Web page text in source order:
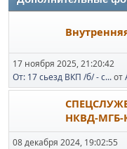
17 ноября 2025, 21:20:42
От: 17 сьезд ВКП /б/ - с...от
НКВД-МГБ-
08 декабря 2024, 19:02:55